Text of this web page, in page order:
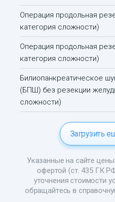
Операция продольная
категория сложности)
Операция продольная
категория сложности)
Билиопанкреатическое
(БПШ) без резекции
сложности)
Загрузить
Указанные на сайте
офертой (ст. 435 ГК
уточнения стоимости
обращайтесь в